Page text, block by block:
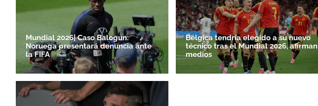
Mundial 2026| Caso Balogun:
Noruega presentará denuncia ante
la FIFA
Bélgica tendría elegido a su nuevo
técnico tras el Mundial 2026, afirman
medios